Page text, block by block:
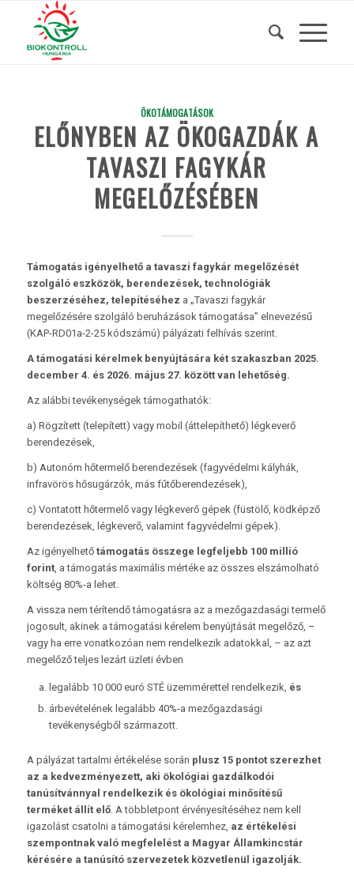
ÖKOTÁMOGATÁSOK
ELŐNYBEN AZ ÖKOGAZDÁK A
TAVASZI FAGYKÁR
MEGELŐZÉSÉBEN
Támogatás igényelhető a tavaszi fagykár megelőzését
szolgáló eszközök, berendezések, technológiák
beszerzéséhez, telepítéséhez a „Tavaszi fagykár
megelőzésére szolgáló beruházások támogatása” elnevezésű
(KAP-RD01a-2-25 kódszámú) pályázati felhívás szerint.
A támogatási kérelmek benyújtására két szakaszban 2025.
december 4. és 2026. május 27. között van lehetőség.
Az alábbi tevékenységek támogathatók:
a) Rögzített (telepített) vagy mobil (áttelepíthető) légkeverő
berendezések,
b) Autonóm hőtermelő berendezések (fagyvédelmi kályhák,
infravörös hősugárzók, más fűtőberendezések),
c) Vontatott hőtermelő vagy légkeverő gépek (füstölő, ködképző
berendezések, légkeverő, valamint fagyvédelmi gépek).
Az igényelhető támogatás összege legfeljebb 100 millió
forint, a támogatás maximális mértéke az összes elszámolható
költség 80%-a lehet.
A vissza nem térítendő támogatásra az a mezőgazdasági termelő
jogosult, akinek a támogatási kérelem benyújtását megelőző, –
vagy ha erre vonatkozóan nem rendelkezik adatokkal, – az azt
megelőző teljes lezárt üzleti évben
legalább 10 000 euró STÉ üzemmérettel rendelkezik, és
árbevételének legalább 40%-a mezőgazdasági
tevékenységből származott.
A pályázat tartalmi értékelése során plusz 15 pontot szerezhet
az a kedvezményezett, aki ökológiai gazdálkodói
tanúsítvánnyal rendelkezik és ökológiai minősítésű
terméket állít elő. A többletpont érvényesítéséhez nem kell
igazolást csatolni a támogatási kérelemhez, az értékelési
szempontnak való megfelelést a Magyar Államkincstár
kérésére a tanúsító szervezetek közvetlenül igazolják.